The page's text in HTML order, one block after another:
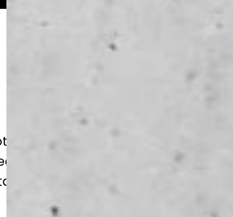
kestävät betonilattiat
ja varastoihin. Huolellinen pohjatyö
pitkän käyttöiän ja siistin